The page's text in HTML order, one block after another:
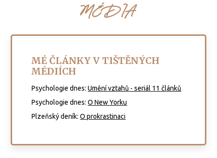
MÉDIA
MÉ ČLÁNKY V TIŠTĚNÝCH
MÉDIÍCH
Psychologie dnes:Umění vztahů - seriál 11 článků
Psychologie dnes:O New Yorku
Plzeňský deník: O prokrastinaci